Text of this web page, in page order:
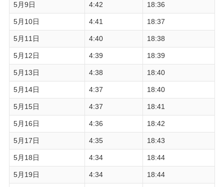
5月9日 4:42 18:36
5月10日 4:41 18:37
5月11日 4:40 18:38
5月12日 4:39 18:39
5月13日 4:38 18:40
5月14日 4:37 18:40
5月15日 4:37 18:41
5月16日 4:36 18:42
5月17日 4:35 18:43
5月18日 4:34 18:44
5月19日 4:34 18:44